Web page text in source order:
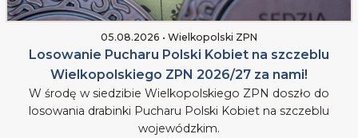
05.08.2026 • Wielkopolski ZPN
Losowanie Pucharu Polski Kobiet na szczeblu
Wielkopolskiego ZPN 2026/27 za nami!
W środę w siedzibie Wielkopolskiego ZPN doszło do
losowania drabinki Pucharu Polski Kobiet na szczeblu
wojewódzkim.